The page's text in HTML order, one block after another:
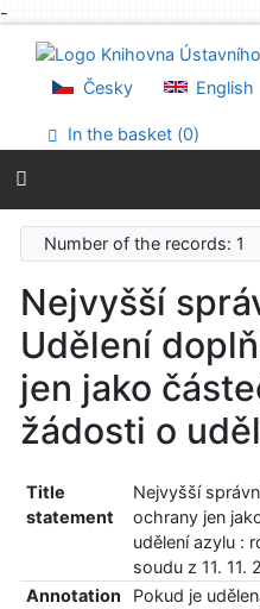
-
Go to menu
Accessibility declaration
Česky English
In the basket (0)
Number of the records: 1
Nejvyšší
Udělení
jen jako
žádosti o
Title
statement
Nejvyšší
ochrany jen
udělení azylu :
soudu z 11.
Annotation
Pokud je